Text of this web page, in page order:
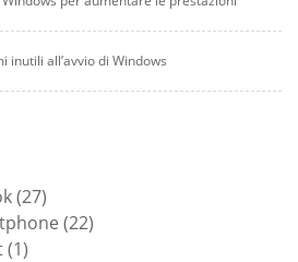
all’avvio di Windows
2727
prodotti
2222
11